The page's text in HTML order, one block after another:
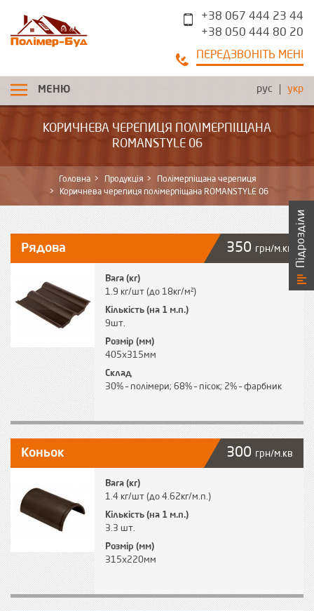
+38 067 444 23 44
+38 050 444 80 20
ПЕРЕДЗВОНІТЬ МЕНІ
рус укр
МЕНЮ
КОРИЧНЕВА ЧЕРЕПИЦЯ ПОЛІМЕРПІЩАНА
ROMANSTYLE 06
Головна Продукція
Полімерпіщана черепиця
Коричнева черепиця полімерпіщана ROMANSTYLE 06
Підрозділи
Вага (кг)
1.9 кг/шт (до 18кг/м²)
Кількість (на 1 м.п.)
9шт.
Розмір (мм)
405х315мм
Склад
30% – полімери; 68% – пісок; 2% – фарбник
Рядова 350 грн/м.кв
Вага (кг)
1.4 кг/шт (до 4.62кг/м.п.)
Кількість (на 1 м.п.)
3.3 шт.
Розмір (мм)
315х220мм
Коньок 300 грн/м.кв